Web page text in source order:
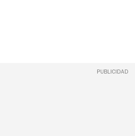
PUBLICIDAD